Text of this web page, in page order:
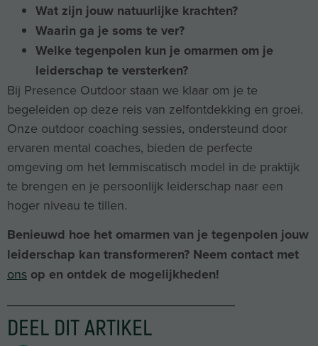
Wat zijn jouw natuurlijke krachten?
Waarin ga je soms te ver?
Welke tegenpolen kun je omarmen om je
leiderschap te versterken?
Bij Presence Outdoor staan we klaar om je te
begeleiden op deze reis van zelfontdekking en groei.
Onze outdoor coaching sessies, ondersteund door
ervaren mental coaches, bieden de perfecte
omgeving om het lemmiscatisch model in de praktijk
te brengen en je persoonlijk leiderschap naar een
hoger niveau te tillen.
Benieuwd hoe het omarmen van je tegenpolen jouw
leiderschap kan transformeren? Neem contact met
ons op en ontdek de mogelijkheden!
DEEL DIT ARTIKEL